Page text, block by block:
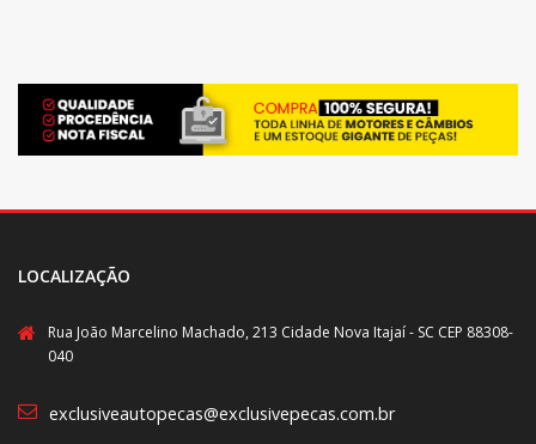
LOCALIZAÇÃO
Rua João Marcelino Machado, 213 Cidade Nova Itajaí - SC CEP 88308-
040
exclusiveautopecas@exclusivepecas.com.br